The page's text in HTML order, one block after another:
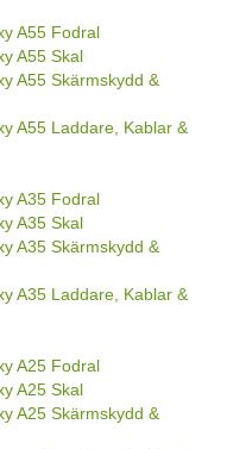
A55 Fodral
A55 Skal
A55 Skärmskydd &
A55 Laddare, Kablar &
A35 Fodral
A35 Skal
A35 Skärmskydd &
A35 Laddare, Kablar &
A25 Fodral
A25 Skal
A25 Skärmskydd &